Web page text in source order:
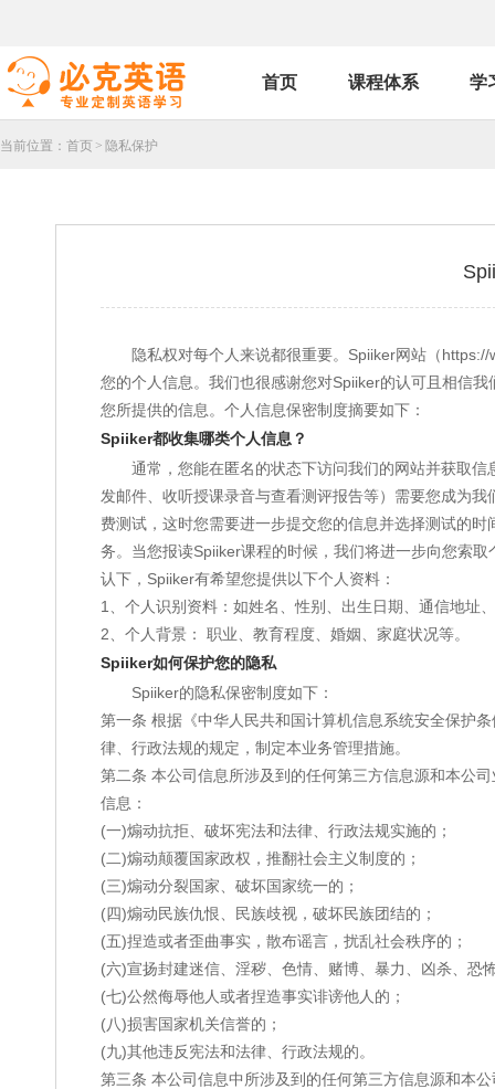
首页 课程体系 学
当前位置： 首页 > 隐私保护
隐私权对每个人来说都很重要。Spiiker网站（
您的个人信息。我们也很感谢您对Spiiker的认可且相信
您所提供的信息。个人信息保密制度摘要如下：
Spiiker都收集哪类个人信息？
通常，您能在匿名的状态下访问我们的网站并获取
发邮件、收听授课录音与查看测评报告等）需要您成为
费测试，这时您需要进一步提交您的信息并选择测试的
务。当您报读Spiiker课程的时候，我们将进一步向您索
认下，Spiiker有希望您提供以下个人资料：
1、个人识别资料：如姓名、性别、出生日期、通信地址
2、个人背景： 职业、教育程度、婚姻、家庭状况等。
Spiiker如何保护您的隐私
Spiiker的隐私保密制度如下：
第一条 根据《中华人民共和国计算机信息系统安全保护
律、行政法规的规定，制定本业务管理措施。
第二条 本公司信息所涉及到的任何第三方信息源和本公
信息：
(一)煽动抗拒、破坏宪法和法律、行政法规实施的；
(二)煽动颠覆国家政权，推翻社会主义制度的；
(三)煽动分裂国家、破坏国家统一的；
(四)煽动民族仇恨、民族歧视，破坏民族团结的；
(五)捏造或者歪曲事实，散布谣言，扰乱社会秩序的；
(六)宣扬封建迷信、淫秽、色情、赌博、暴力、凶杀、恐
(七)公然侮辱他人或者捏造事实诽谤他人的；
(八)损害国家机关信誉的；
(九)其他违反宪法和法律、行政法规的。
第三条 本公司信息中所涉及到的任何第三方信息源和本